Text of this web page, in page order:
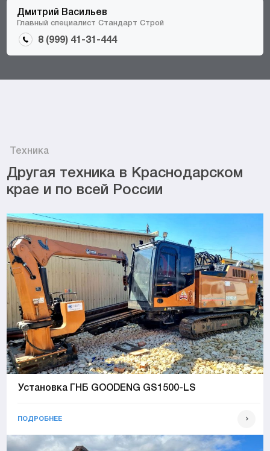
Дмитрий Васильев
Главный специалист Стандарт Строй
8 (999) 41-31-444
Техника
Другая техника в Краснодарском
крае и по всей России
Установка ГНБ GOODENG GS1500-LS
ПОДРОБНЕЕ